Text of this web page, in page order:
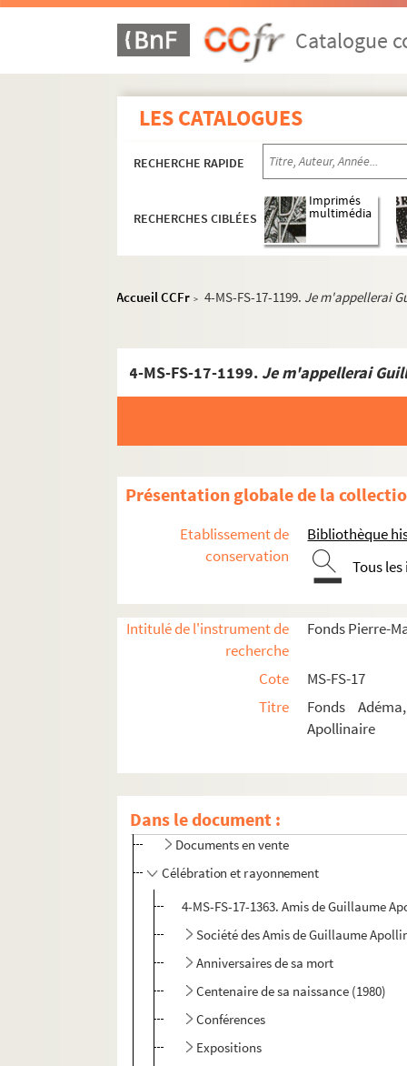
Catalogue
LES CATALOGUES
RECHERCHE RAPIDE
RECHERCHES CIBLÉES
Imprimés
multimédia
Accueil CCFr > 4-MS-FS-17-1199. Je m'appellerai
4-MS-FS-17-1199. Je m'appellerai
Présentation globale de la
Etablissement de
conservation
Bibliothèque
Tous
Intitulé de l'instrument de
recherche
Fonds Pierre-
Cote
MS-FS-17
Titre
Fonds
Apollinaire
Dans le document :
Guillaume Apollinaire
Etudes
Documents en vente
Célébration et rayonnement
4-MS-FS-17-1363. Amis de Guillaume
Société des Amis de Guillaume
Anniversaires de sa mort
Centenaire de sa naissance (1980)
Conférences
Expositions